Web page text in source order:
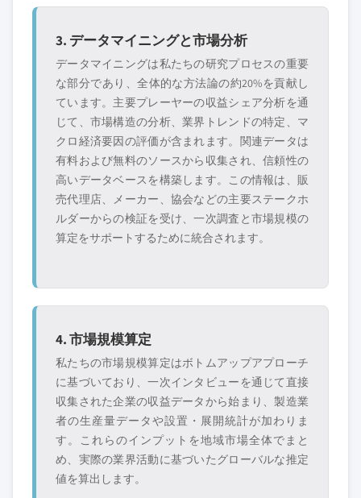
3. データマイニングと市場分析
データマイニングは私たちの研究プロセスの重要
な部分であり、全体的な方法論の約20%を貢献し
ています。主要プレーヤーの収益シェア分析を通
じて、市場構造の分析、業界トレンドの特定、マ
クロ経済要因の評価が含まれます。関連データは
有料および無料のソースから収集され、信頼性の
高いデータベースを構築します。この情報は、販
売代理店、メーカー、協会などの主要ステークホ
ルダーからの検証を受け、一次調査と市場規模の
算定をサポートするために統合されます。
4. 市場規模算定
私たちの市場規模算定はボトムアップアプローチ
に基づいており、一次インタビューを通じて直接
収集された企業の収益データから始まり、製造業
者の生産量データや設置・展開統計が加わりま
す。これらのインプットを地域市場全体でまと
め、実際の業界活動に基づいたグローバルな推定
値を算出します。